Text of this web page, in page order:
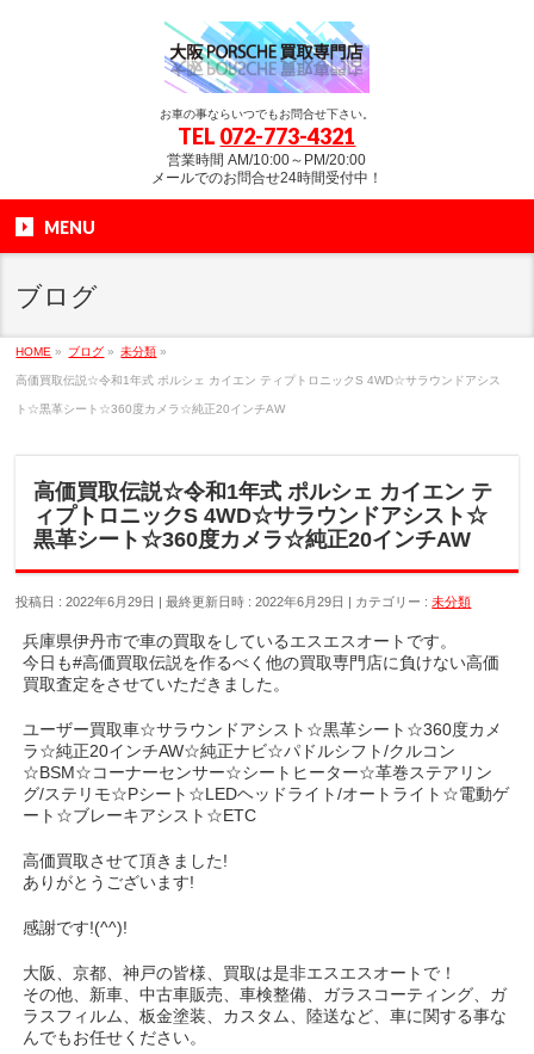
お車の事ならいつでもお問合せ下さい。
TEL 072-773-4321
営業時間 AM/10:00～PM/20:00
メールでのお問合せ24時間受付中！
MENU
ブログ
HOME » ブログ » 未分類 »
高価買取伝説☆令和1年式 ポルシェ カイエン ティプトロニックS 4WD☆サラウンドアシス
ト☆黒革シート☆360度カメラ☆純正20インチAW
高価買取伝説☆令和1年式 ポルシェ カイエン テ
ィプトロニックS 4WD☆サラウンドアシスト☆
黒革シート☆360度カメラ☆純正20インチAW
投稿日 : 2022年6月29日 最終更新日時 : 2022年6月29日 カテゴリー :未分類
兵庫県伊丹市で車の買取をしているエスエスオートです。
今日も#高価買取伝説を作るべく他の買取専門店に負けない高価
買取査定をさせていただきました。
ユーザー買取車☆サラウンドアシスト☆黒革シート☆360度カメ
ラ☆純正20インチAW☆純正ナビ☆パドルシフト/クルコン
☆BSM☆コーナーセンサー☆シートヒーター☆革巻ステアリン
グ/ステリモ☆Pシート☆LEDヘッドライト/オートライト☆電動ゲ
ート☆ブレーキアシスト☆ETC
高価買取させて頂きました!
ありがとうございます!
感謝です!(^^)!
大阪、京都、神戸の皆様、買取は是非エスエスオートで！
その他、新車、中古車販売、車検整備、ガラスコーティング、ガ
ラスフィルム、板金塗装、カスタム、陸送など、車に関する事な
んでもお任せください。